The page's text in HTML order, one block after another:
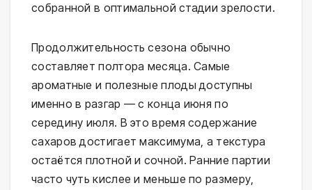
собранной в оптимальной стадии зрелости.
Продолжительность сезона обычно
составляет полтора месяца. Самые
ароматные и полезные плоды доступны
именно в разгар — с конца июня по
середину июля. В это время содержание
сахаров достигает максимума, а текстура
остаётся плотной и сочной. Ранние партии
часто чуть кислее и меньше по размеру,